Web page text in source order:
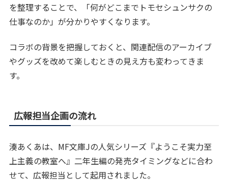
を整理することで、「何がどこまでトモセシュンサクの
仕事なのか」が分かりやすくなります。
コラボの背景を把握しておくと、関連配信のアーカイブ
やグッズを改めて楽しむときの見え方も変わってきま
す。
広報担当企画の流れ
湊あくあは、MF文庫Jの人気シリーズ『ようこそ実力至
上主義の教室へ』二年生編の発売タイミングなどに合わ
せて、広報担当として起用されました。